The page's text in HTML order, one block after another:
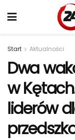
Start Aktualności
Dwa
w
liderów